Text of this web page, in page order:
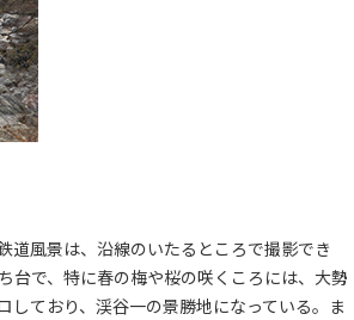
道風景は、沿線のいたるところで撮影でき
台で、特に春の梅や桜の咲くころには、大勢
ており、渓谷一の景勝地になっている。ま